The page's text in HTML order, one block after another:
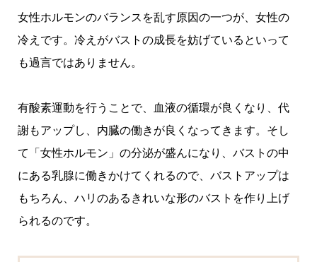
女性ホルモンのバランスを乱す原因の一つが、女性の
冷えです。冷えがバストの成長を妨げているといって
も過言ではありません。
有酸素運動を行うことで、血液の循環が良くなり、代
謝もアップし、内臓の働きが良くなってきます。そし
て「女性ホルモン」の分泌が盛んになり、バストの中
にある乳腺に働きかけてくれるので、バストアップは
もちろん、ハリのあるきれいな形のバストを作り上げ
られるのです。